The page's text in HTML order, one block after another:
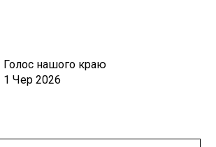
Голос нашого краю
1 Чер 2026